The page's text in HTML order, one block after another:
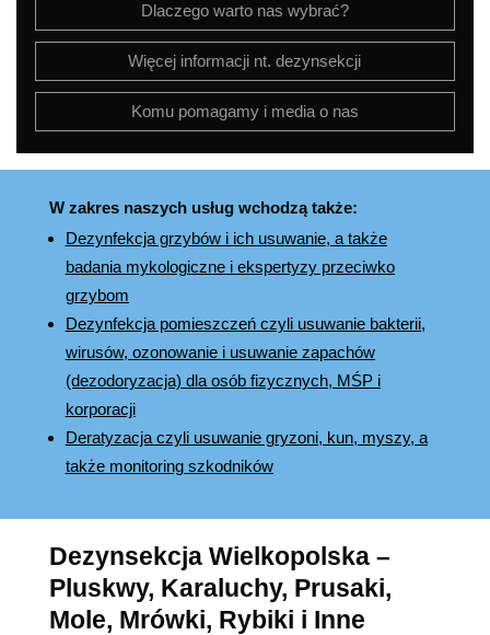
Dlaczego warto nas wybrać?
Więcej informacji nt. dezynsekcji
Komu pomagamy i media o nas
W zakres naszych usług wchodzą także:
Dezynfekcja grzybów i ich usuwanie, a także
badania mykologiczne i ekspertyzy przeciwko
grzybom
Dezynfekcja pomieszczeń czyli usuwanie bakterii,
wirusów, ozonowanie i usuwanie zapachów
(dezodoryzacja) dla osób fizycznych, MŚP i
korporacji
Deratyzacja czyli usuwanie gryzoni, kun, myszy, a
także monitoring szkodników
Dezynsekcja Wielkopolska –
Pluskwy, Karaluchy, Prusaki,
Mole, Mrówki, Rybiki i Inne